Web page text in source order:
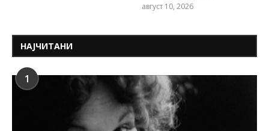
август 10, 2026
НАЈЧИТАНИ
1